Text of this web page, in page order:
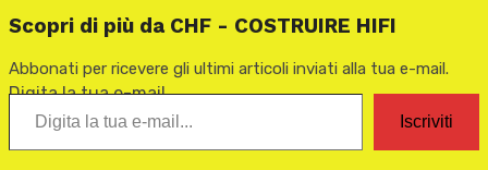
Scopri di più da CHF - COSTRUIRE HIFI
Abbonati per ricevere gli ultimi articoli inviati alla tua e-mail.
Digita la tua e-mail...
Iscriviti